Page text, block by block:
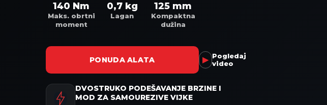
140 Nm
Maks. obrtni
moment
0,7 kg
Lagan
125 mm
Kompaktna
dužina
PONUDA ALATA ▶ Pogledaj
video
DVOSTRUKO PODEŠAVANJE BRZINE I
MOD ZA SAMOUREZIVE VIJKE